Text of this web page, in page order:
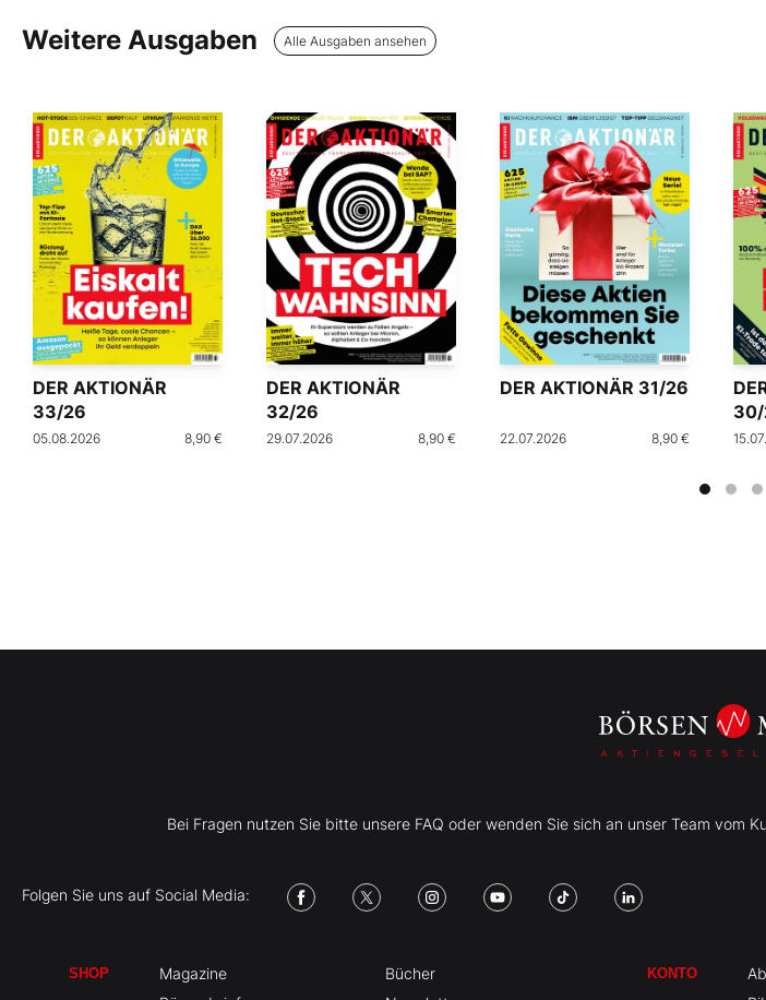
Weitere Ausgaben Alle Ausgaben ansehen
DER AKTIONÄR
33/26
05.08.2026 8,90 €
DER AKTIONÄR
32/26
29.07.2026 8,90 €
DER AKTIONÄR 31/26
22.07.2026 8,90 €
Bei Fragen nutzen Sie bitte unsere FAQ oder wenden Sie sich an unser Team vom
Folgen Sie uns auf Social Media:
SHOP
Magazine
Bücher
KONTO